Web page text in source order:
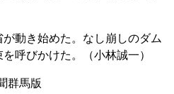
動き始めた。なし崩しのダム
呼びかけた。（小林誠一）
群馬版